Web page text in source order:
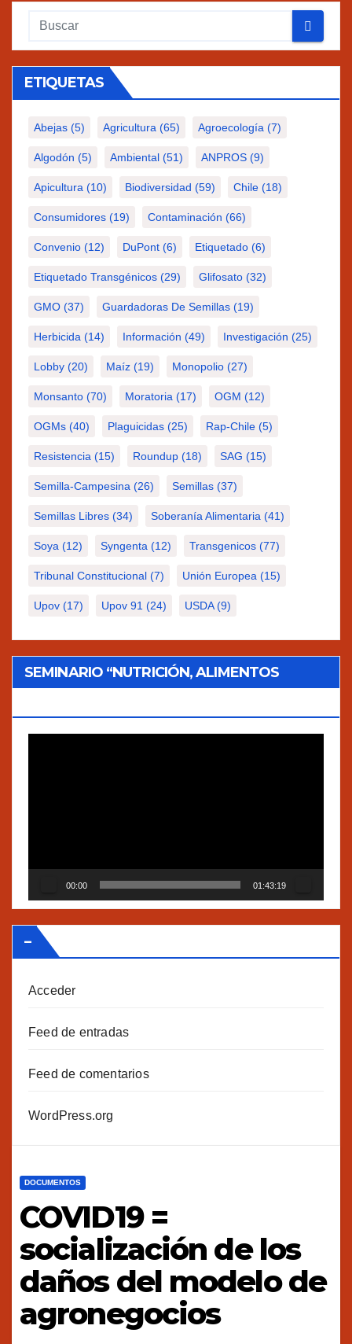
ETIQUETAS
Abejas (5) Agricultura (65) Agroecología (7)
Algodón (5) Ambiental (51) ANPROS (9)
Apicultura (10) Biodiversidad (59) Chile (18)
Consumidores (19) Contaminación (66)
Convenio (12) DuPont (6) Etiquetado (6)
Etiquetado Transgénicos (29) Glifosato (32)
GMO (37) Guardadoras De Semillas (19)
Herbicida (14) Información (49) Investigación (25)
Lobby (20) Maíz (19) Monopolio (27)
Monsanto (70) Moratoria (17) OGM (12)
OGMs (40) Plaguicidas (25) Rap-Chile (5)
Resistencia (15) Roundup (18) SAG (15)
Semilla-Campesina (26) Semillas (37)
Semillas Libres (34) Soberanía Alimentaria (41)
Soya (12) Syngenta (12) Transgenicos (77)
Tribunal Constitucional (7) Unión Europea (15)
Upov (17) Upov 91 (24) USDA(9)
SEMINARIO “NUTRICIÓN, ALIMENTOS
00:00 01:43:19
–
Acceder
Feed de entradas
Feed de comentarios
WordPress.org
DOCUMENTOS
COVID19 =
socialización de los
daños del modelo de
agronegocios